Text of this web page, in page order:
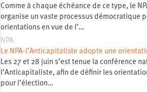
Comme à chaque échéance de ce type, le
organise un vaste processus démocratique
orientations en vue de l’…
NPA
Le NPA-l’Anticapitaliste adopte une
Les 27 et 28 juin s’est tenue la conférence
l’Anticapitaliste, afin de définir les
pour l’élection…